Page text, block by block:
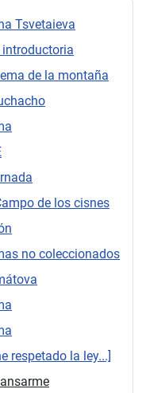
Tsvetaieva
introductoria
de la montaña
de los cisnes
no coleccionados
respetado la ley...]